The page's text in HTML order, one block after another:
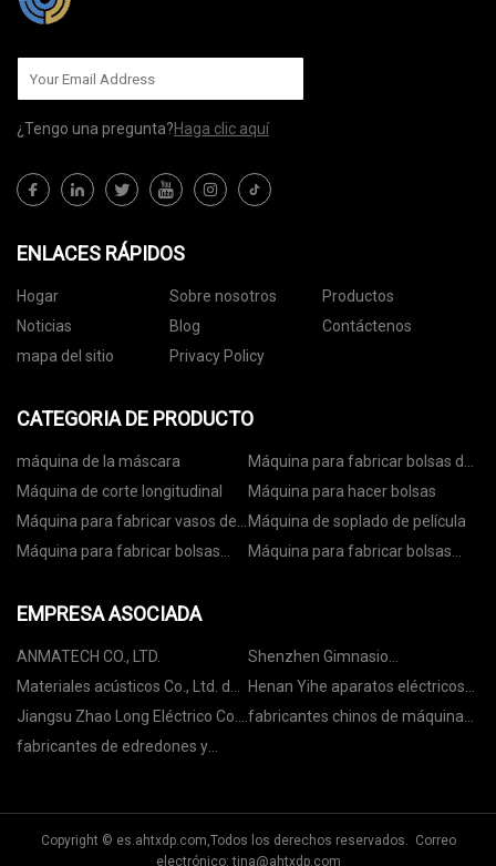
¿Tengo una pregunta?Haga clic aquí
ENLACES RÁPIDOS
Hogar Sobre nosotros
Productos
Noticias
Blog
Contáctenos
mapa del sitio
Privacy Policy
CATEGORIA DE PRODUCTO
máquina de la máscara
Máquina para fabricar bolsas de
papel
Máquina de corte longitudinal
Máquina para hacer bolsas
Máquina para fabricar vasos de
papel
Máquina de soplado de película
Máquina para fabricar bolsas
Máquina para fabricar bolsas
EMPRESA ASOCIADA
ANMATECH CO., LTD.
Shenzhen Gimnasio
Internacional Logística Co.,
Limitado.
Materiales acústicos Co., Ltd. de
Guangzhou MQ
Henan Yihe aparatos eléctricos
Co., Ltd.
Jiangsu Zhao Long Eléctrico Co.,
Limitado.
fabricantes chinos de máquinas
fabricantes de edredones y
Copyright © es.ahtxdp.com,Todos los derechos reservados. Correo
electrónico:tina@ahtxdp.com